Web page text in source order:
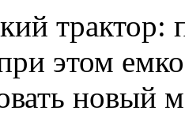
трактор:
этом
новый